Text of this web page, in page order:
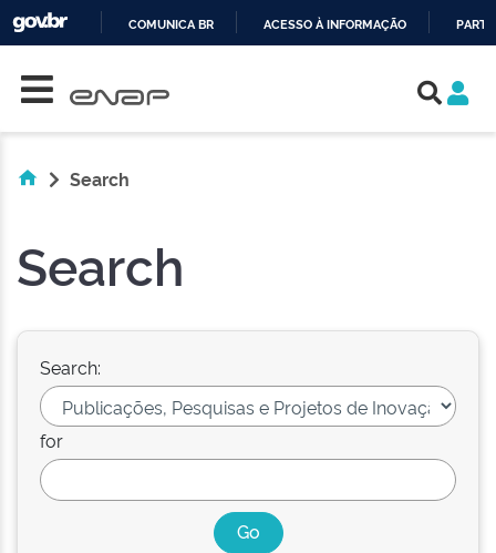
COMUNICA BR ACESSO À INFORMAÇÃO
Search
Search
Search:
for